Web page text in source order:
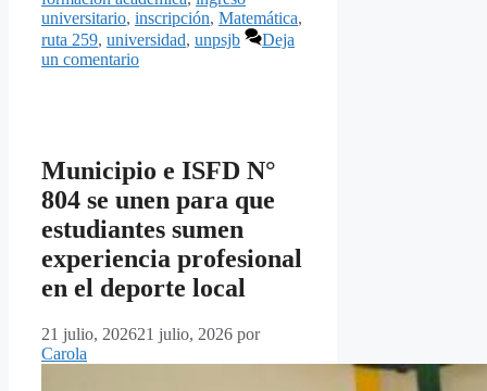
universitario, inscripción, Matemática,
ruta 259, universidad, unpsjb
Deja
un comentario
Municipio e ISFD N°
804 se unen para que
estudiantes sumen
experiencia profesional
en el deporte local
21 julio, 202621 julio, 2026 por
Carola